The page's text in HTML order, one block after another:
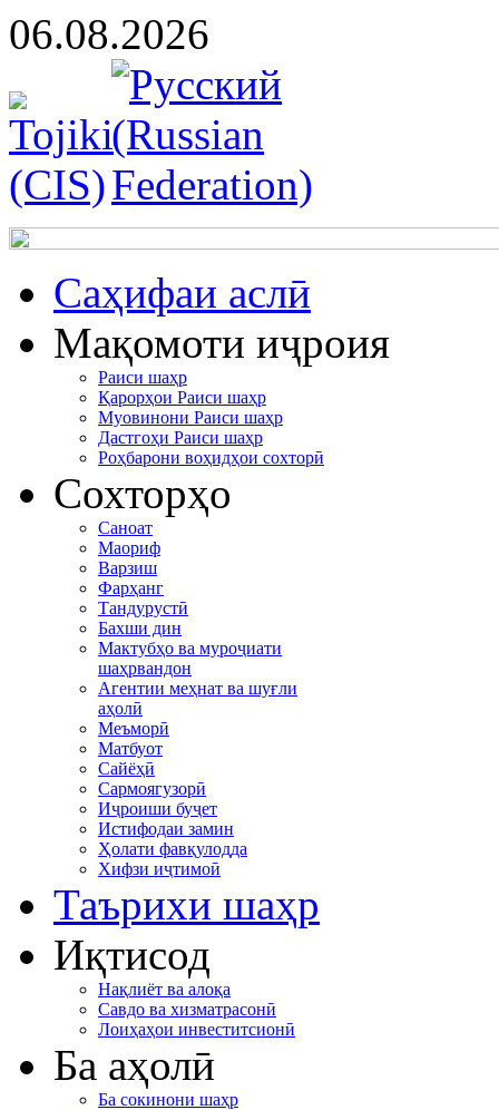
06.08.2026
Cаҳифаи аслӣ
Мақомоти иҷроия
Раиси шаҳр
Қарорҳои Раиси шаҳр
Муовинони Раиси шаҳр
Дастгоҳи Раиси шаҳр
Роҳбарони воҳидҳои сохторӣ
Сохторҳо
Саноат
Маориф
Варзиш
Фарҳанг
Тандурустӣ
Бахши дин
Мактубҳо ва муроҷиати
шаҳрвандон
Агентии меҳнат ва шуғли
аҳолӣ
Меъморӣ
Матбуот
Сайёҳӣ
Сармоягузорӣ
Иҷроиши буҷет
Истифодаи замин
Ҳолати фавқулодда
Хифзи иҷтимоӣ
Таърихи шаҳр
Иқтисод
Нақлиёт ва алоқа
Савдо ва хизматрасонӣ
Лоиҳаҳои инвеститсионӣ
Ба аҳолӣ
Ба сокинони шаҳр